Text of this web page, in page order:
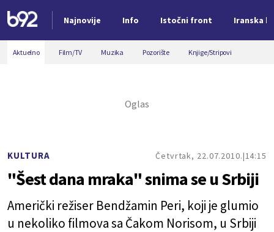
Najnovije Info Istočni front Iranska
Nova vest
Aktuelno Film/TV Muzika Pozorište Knjige/Stripovi
KULTURA Četvrtak, 22.07.2010. 14:15
"Šest dana mraka" snima se u Srbiji
Američki režiser Bendžamin Peri, koji je glumio
u nekoliko filmova sa Čakom Norisom, u Srbiji